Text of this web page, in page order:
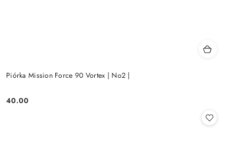
Piórka Mission Force 90 Vortex | No2 |
Cena:
40.00